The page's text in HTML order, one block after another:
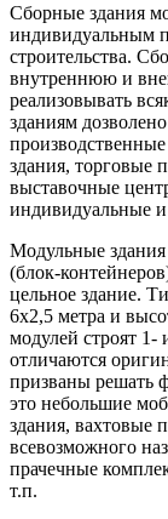
Сборные здания
индивидуальным
строительства.
внутреннюю и
реализовывать
зданиям
здания, торговые
выставочные
индивидуальные
Модульные
(блок-
цельное здание.
6х2,5 метра и
модулей строят 1-
отличаются
призваны решать
это небольшие
здания, вахтовые
всевозможного
прачечные
т.п.